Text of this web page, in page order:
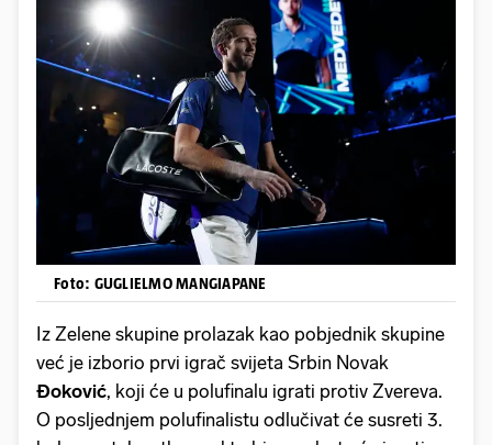
Foto: GUGLIELMO MANGIAPANE
Iz Zelene skupine prolazak kao pobjednik skupine
već je izborio prvi igrač svijeta Srbin Novak
Đoković, koji će u polufinalu igrati protiv Zvereva.
O posljednjem polufinalistu odlučivat će susreti 3.